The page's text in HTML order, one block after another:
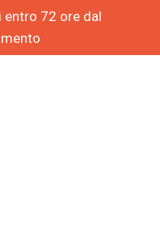
entro 72 ore dal